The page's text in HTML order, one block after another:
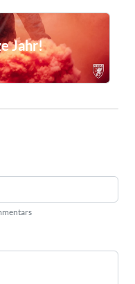
Jahr!